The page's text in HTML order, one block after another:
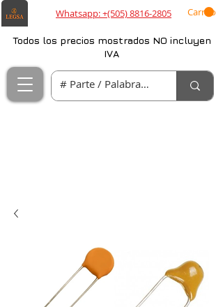
Whatsapp: +(505) 8816-2805 Carrito
Todos los precios mostrados NO incluyen
IVA